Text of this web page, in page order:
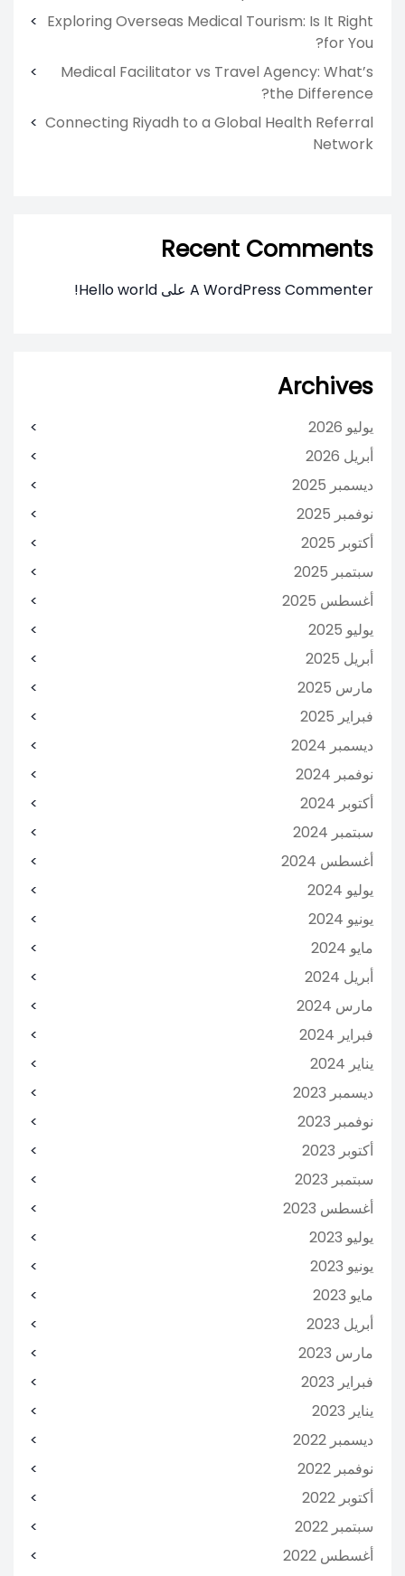
Exploring Overseas Medical Tourism: Is It Right
for You?
Medical Facilitator vs Travel Agency: What’s
the Difference?
Connecting Riyadh to a Global Health Referral
Network
Recent Comments
A WordPress Commenter على Hello world!
Archives
يوليو 2026
أبريل 2026
ديسمبر 2025
نوفمبر 2025
أكتوبر 2025
سبتمبر 2025
أغسطس 2025
يوليو 2025
أبريل 2025
مارس 2025
فبراير 2025
ديسمبر 2024
نوفمبر 2024
أكتوبر 2024
سبتمبر 2024
أغسطس 2024
يوليو 2024
يونيو 2024
مايو 2024
أبريل 2024
مارس 2024
فبراير 2024
يناير 2024
ديسمبر 2023
نوفمبر 2023
أكتوبر 2023
سبتمبر 2023
أغسطس 2023
يوليو 2023
يونيو 2023
مايو 2023
أبريل 2023
مارس 2023
فبراير 2023
يناير 2023
ديسمبر 2022
نوفمبر 2022
أكتوبر 2022
سبتمبر 2022
أغسطس 2022